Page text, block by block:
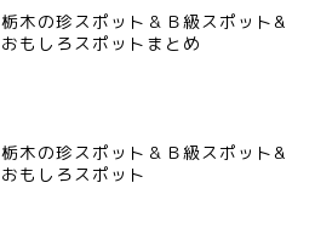
栃木の珍スポット＆Ｂ級スポット&
おもしろスポットまとめ
栃木の珍スポット＆Ｂ級スポット&
おもしろスポット